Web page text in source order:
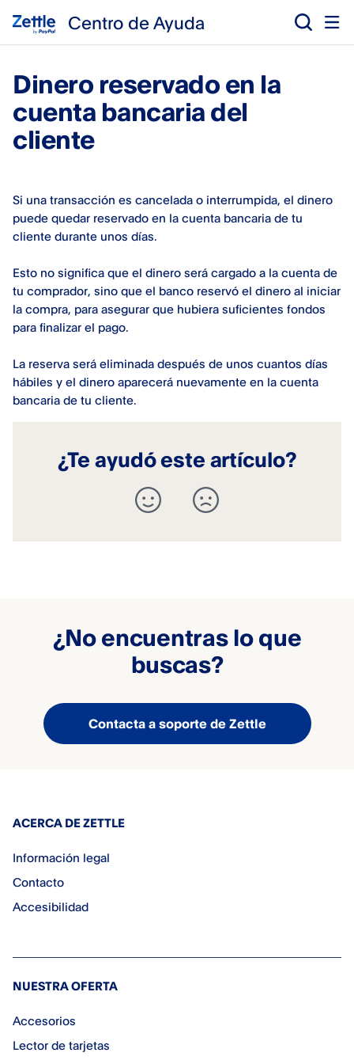
Centro de Ayuda
Dinero reservado en la
cuenta bancaria del
cliente
Si una transacción es cancelada o interrumpida, el dinero
puede quedar reservado en la cuenta bancaria de tu
cliente durante unos días.
Esto no significa que el dinero será cargado a la cuenta de
tu comprador, sino que el banco reservó el dinero al iniciar
la compra, para asegurar que hubiera suficientes fondos
para finalizar el pago.
La reserva será eliminada después de unos cuantos días
hábiles y el dinero aparecerá nuevamente en la cuenta
bancaria de tu cliente.
¿Te ayudó este artículo?
¿No encuentras lo que
buscas?
Contacta a soporte de Zettle
ACERCA DE ZETTLE
Información legal
Contacto
Accesibilidad
NUESTRA OFERTA
Accesorios
Lector de tarjetas